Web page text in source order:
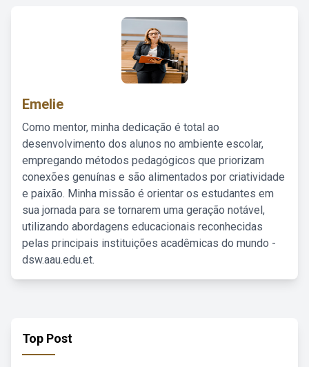
Emelie
Como mentor, minha dedicação é total ao
desenvolvimento dos alunos no ambiente escolar,
empregando métodos pedagógicos que priorizam
conexões genuínas e são alimentados por criatividade
e paixão. Minha missão é orientar os estudantes em
sua jornada para se tornarem uma geração notável,
utilizando abordagens educacionais reconhecidas
pelas principais instituições acadêmicas do mundo -
dsw.aau.edu.et.
Top Post